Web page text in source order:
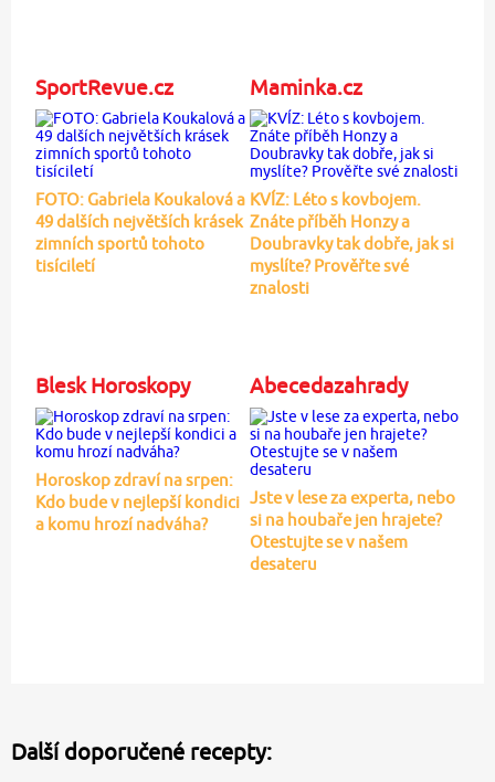
SportRevue.cz
FOTO: Gabriela Koukalová a
49 dalších největších krásek
zimních sportů tohoto
tisíciletí
Maminka.cz
KVÍZ: Léto s kovbojem.
Znáte příběh Honzy a
Doubravky tak dobře, jak si
myslíte? Prověřte své
znalosti
Blesk Horoskopy
Horoskop zdraví na srpen:
Kdo bude v nejlepší kondici
a komu hrozí nadváha?
Abecedazahrady
Jste v lese za experta, nebo
si na houbaře jen hrajete?
Otestujte se v našem
desateru
Další doporučené recepty: